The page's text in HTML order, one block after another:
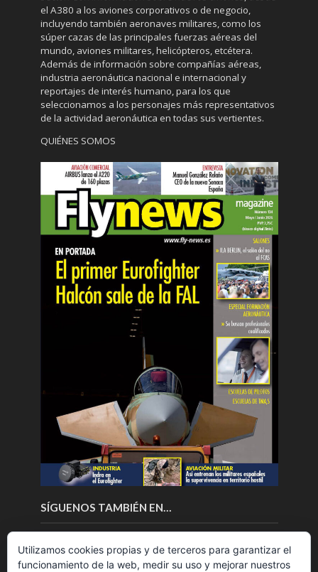
el A380 a los aviones corporativos o de negocio,
incluyendo también aeronaves militares, como los
súper cazas de las principales fuerzas aéreas del
mundo, aviones militares, helicópteros, etcétera.
Además de información sobre compañías aéreas,
industria aeronáutica nacional e internacional y
reportajes de interés humano, para los que
seleccionamos a los personajes más representativos
de la actividad aeronáutica en todas sus vertientes.
QUIÉNES SOMOS
SÍGUENOS TAMBIÉN EN…
Utilizamos cookies propias y de terceros para garantizar el
funcionamiento de la web, medir su uso y mejorar nuestros